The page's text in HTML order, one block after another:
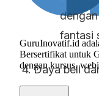
fantasi
4. Daya beli
GuruInovatif.id
Bersertifikat untuk
dengan kursus,